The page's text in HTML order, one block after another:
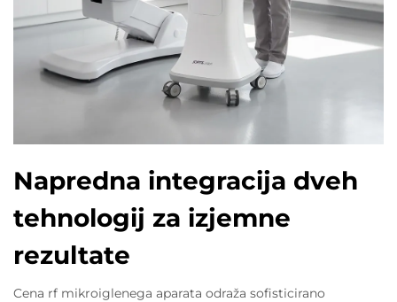
Napredna integracija dveh
tehnologij za izjemne
rezultate
Cena rf mikroiglenega aparata odraža sofisticirano